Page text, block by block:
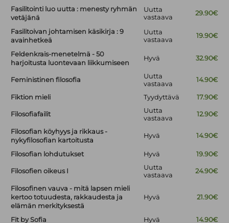
Fasilitointi luo uutta : menesty ryhmän
vetäjänä
Uutta
vastaava
29.90€
Fasilitoivan johtamisen käsikirja : 9
avainhetkeä
Uutta
vastaava
19.90€
Feldenkrais-menetelmä - 50
harjoitusta luontevaan liikkumiseen
Hyvä 32.90€
Feministinen filosofia
Uutta
vastaava
14.90€
Fiktion mieli Tyydyttävä 17.90€
Filosofiafailit
Uutta
vastaava
12.90€
Filosofian köyhyys ja rikkaus -
nykyfilosofian kartoitusta
Hyvä 14.90€
Filosofian lohdutukset Hyvä 19.90€
Filosofien oikeus I
Uutta
vastaava
24.90€
Filosofinen vauva - mitä lapsen mieli
kertoo totuudesta, rakkaudesta ja
elämän merkityksestä
Hyvä 21.90€
Fit by Sofia Hyvä
14.90€